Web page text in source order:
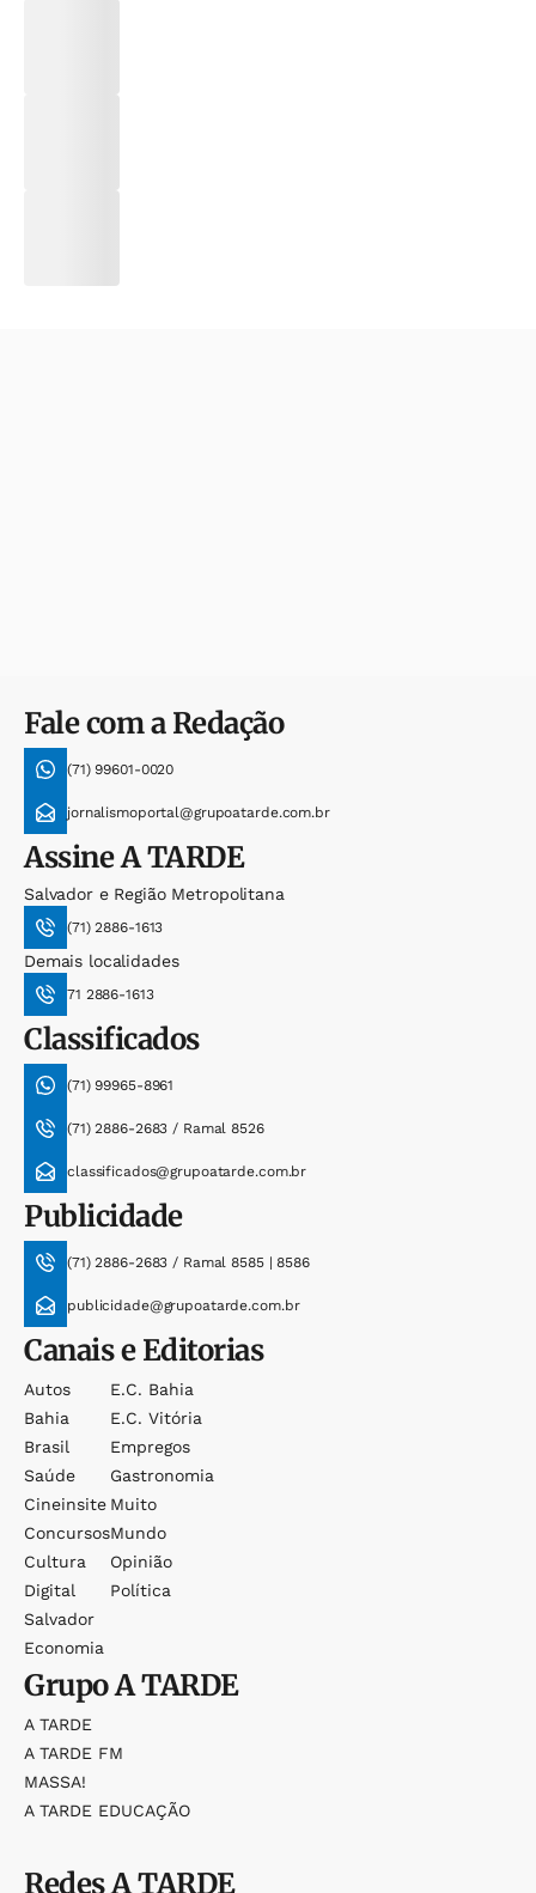
Fale com a Redação
(71) 99601-0020
jornalismoportal@grupoatarde.com.br
AssineA TARDE
Salvador e Região Metropolitana
(71) 2886-1613
Demais localidades
71 2886-1613
Classificados
(71) 99965-8961
(71) 2886-2683 / Ramal 8526
classificados@grupoatarde.com.br
Publicidade
(71) 2886-2683 / Ramal 8585 | 8586
publicidade@grupoatarde.com.br
Canais e Editorias
Autos
Bahia
Brasil
Saúde
Cineinsite
Concursos
Cultura
Digital
Salvador
Economia
E.c. Bahia
E.c. Vitória
Empregos
Gastronomia
Muito
Mundo
Opinião
Política
GrupoA TARDE
A TARDE
A TARDE FM
MASSA!
A TARDE EDUCAÇÃO
RedesA TARDE